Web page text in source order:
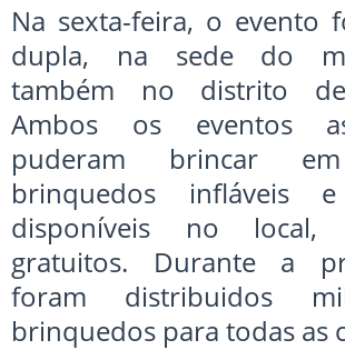
Na sexta-feira, o evento
dupla, na sede do
também no distrito
Ambos os eventos
puderam brincar
brinquedos infláveis
disponíveis no local,
gratuitos. Durante a
foram distribuidos
brinquedos para todas as